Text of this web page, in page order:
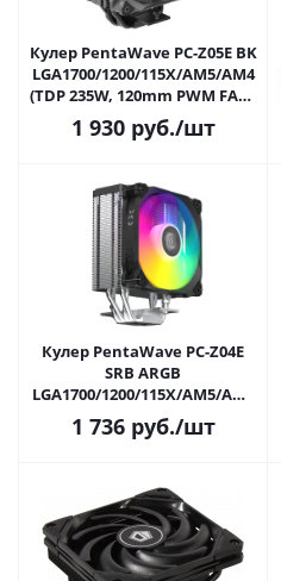
Кулер PentaWave PC-Z05E BK
LGA1700/1200/115X/AM5/AM4
(TDP 235W, 120mm PWM FAN,
5 Heatpipe 6мм, 600-
1850RPM, 12-32.6dBa, 158mm)
1 930руб./шт
Кулер PentaWave PC-Z04E
SRB ARGB
LGA1700/1200/115X/AM5/AM4
(TDP 220W, 120mm PWM LED
ARGB FAN, 4 Heatpipe 6мм,
1 736руб./шт